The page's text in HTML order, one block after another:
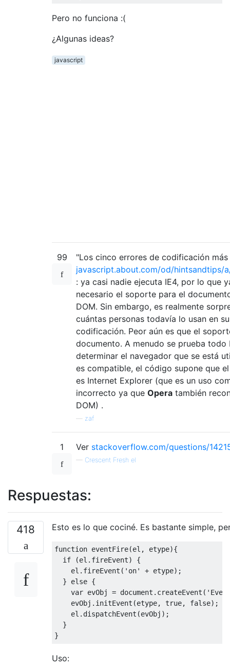
Pero no funciona :(
¿Algunas ideas?
javascript
99
"Los cinco errores de codificación más
javascript.about.com/od/hintsandtips/
: ya casi nadie ejecuta IE4, por lo que
necesario el soporte para el
DOM. Sin embargo, es realmente
cuántas personas todavía lo usan en su
codificación. Peor aún es que el
documento. A menudo se prueba todo
determinar el navegador que se está
es compatible, el código supone que
es Internet Explorer (que es un uso
incorrecto ya que Opera también
DOM) .
zaf
1 Ver stackoverflow.com/questions/
— Crescent Fresh el
Respuestas:
418 Esto es lo que cociné. Es bastante simple,
function eventFire(el , etype){
if
(el . fireEvent)
{
    el
. fireEvent ( 'on' + etype);
}
else {
var evObj = document . createEvent (
    evObj
. initEvent (etype, true, false);
    el
. dispatchEvent (evObj );
}
}
Uso: